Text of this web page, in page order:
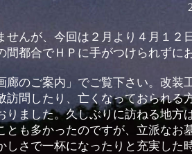
せんが、今回は２月より４月１２
都合でＨＰに手がつけられずに
廊のご案内」でご覧下さい。改装
問したり、亡くなっておられる
りました。久しぶりに訪ねる地方
も多かったのですが、立派なお
さで一杯になったりと充実した